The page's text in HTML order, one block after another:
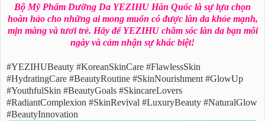
Bộ Mỹ Phẩm Dưỡng Da YEZIHU Hàn Quốc là sự lựa chọn
hoàn hảo cho những ai mong muốn có được làn da khỏe mạnh,
mịn màng và tươi trẻ. Hãy để YEZIHU chăm sóc làn da bạn mỗi
ngày và cảm nhận sự khác biệt!
#YEZIHUBeauty #KoreanSkinCare #FlawlessSkin
#HydratingCare #BeautyRoutine #SkinNourishment #GlowUp
#YouthfulSkin #BeautyGoals #SkincareLovers
#RadiantComplexion #SkinRevival #LuxuryBeauty #NaturalGlow
#BeautyInnovation